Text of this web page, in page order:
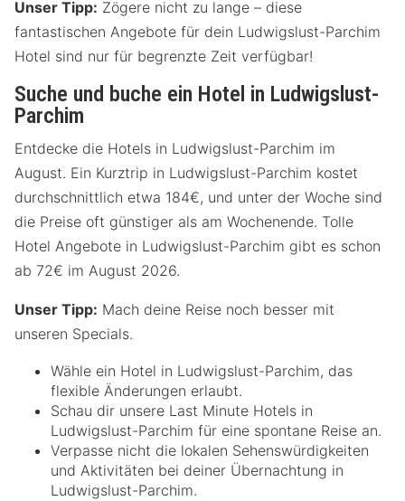
Unser Tipp: Zögere nicht zu lange – diese
fantastischen Angebote für dein Ludwigslust-Parchim
Hotel sind nur für begrenzte Zeit verfügbar!
Suche und buche ein Hotel in Ludwigslust-
Parchim
Entdecke die Hotels in Ludwigslust-Parchim im
August. Ein Kurztrip in Ludwigslust-Parchim kostet
durchschnittlich etwa 184€, und unter der Woche sind
die Preise oft günstiger als am Wochenende. Tolle
Hotel Angebote in Ludwigslust-Parchim gibt es schon
ab 72€ im August 2026.
Unser Tipp: Mach deine Reise noch besser mit
unseren Specials.
Wähle ein Hotel in Ludwigslust-Parchim, das
flexible Änderungen erlaubt.
Schau dir unsere Last Minute Hotels in
Ludwigslust-Parchim für eine spontane Reise an.
Verpasse nicht die lokalen Sehenswürdigkeiten
und Aktivitäten bei deiner Übernachtung in
Ludwigslust-Parchim.